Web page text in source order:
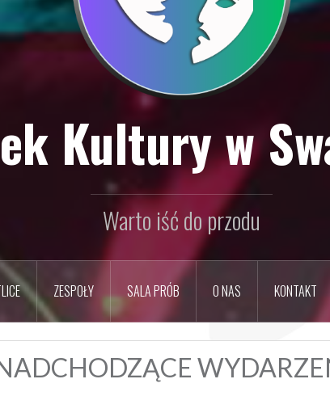
Kultury w
Warto iść do przodu
ZESPOŁY SALA PRÓB O NAS KONTAKT